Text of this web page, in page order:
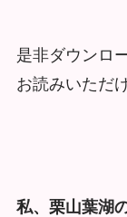
是非ダウンロ
お読みいただ
私、栗山葉湖